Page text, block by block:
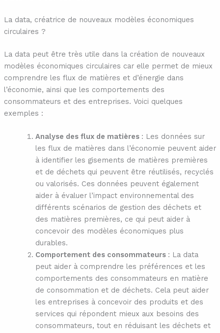
La data, créatrice de nouveaux modèles économiques
circulaires ?
La data peut être très utile dans la création de nouveaux
modèles économiques circulaires car elle permet de mieux
comprendre les flux de matières et d’énergie dans
l’économie, ainsi que les comportements des
consommateurs et des entreprises. Voici quelques
exemples :
Analyse des flux de matières : Les données sur
les flux de matières dans l’économie peuvent aider
à identifier les gisements de matières premières
et de déchets qui peuvent être réutilisés, recyclés
ou valorisés. Ces données peuvent également
aider à évaluer l’impact environnemental des
différents scénarios de gestion des déchets et
des matières premières, ce qui peut aider à
concevoir des modèles économiques plus
durables.
Comportement des consommateurs : La data
peut aider à comprendre les préférences et les
comportements des consommateurs en matière
de consommation et de déchets. Cela peut aider
les entreprises à concevoir des produits et des
services qui répondent mieux aux besoins des
consommateurs, tout en réduisant les déchets et